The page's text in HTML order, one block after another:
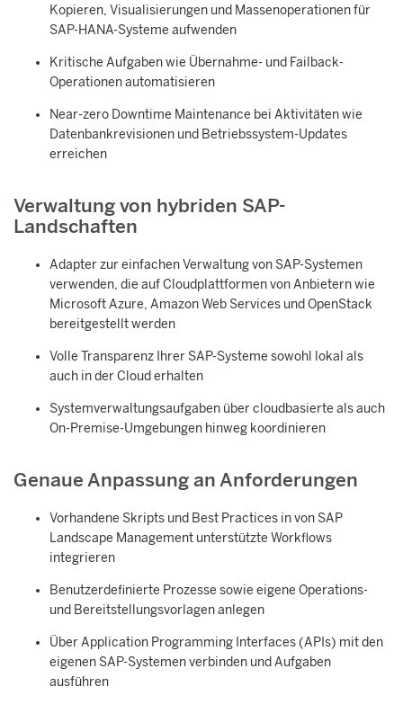
Kopieren, Visualisierungen und Massenoperationen für
SAP-HANA-Systeme aufwenden
Kritische Aufgaben wie Übernahme- und Failback-
Operationen automatisieren
Near-zero Downtime Maintenance bei Aktivitäten wie
Datenbankrevisionen und Betriebssystem-Updates
erreichen
Verwaltung von hybriden SAP-
Landschaften
Adapter zur einfachen Verwaltung von SAP-Systemen
verwenden, die auf Cloudplattformen von Anbietern wie
Microsoft Azure, Amazon Web Services und OpenStack
bereitgestellt werden
Volle Transparenz Ihrer SAP-Systeme sowohl lokal als
auch in der Cloud erhalten
Systemverwaltungsaufgaben über cloudbasierte als auch
On-Premise-Umgebungen hinweg koordinieren
Genaue Anpassung an Anforderungen
Vorhandene Skripts und Best Practices in von SAP
Landscape Management unterstützte Workflows
integrieren
Benutzerdefinierte Prozesse sowie eigene Operations-
und Bereitstellungsvorlagen anlegen
Über Application Programming Interfaces (APIs) mit den
eigenen SAP-Systemen verbinden und Aufgaben
ausführen